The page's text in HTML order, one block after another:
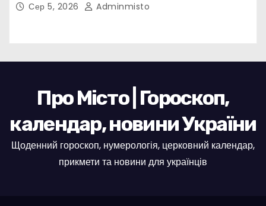
Сер 5, 2026 Adminmisto
Про Місто | Гороскоп,
календар, новини України
Щоденний гороскоп, нумерологія, церковний календар,
прикмети та новини для українців